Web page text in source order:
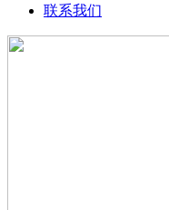
联系我们